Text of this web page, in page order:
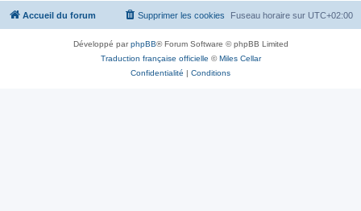
Accueil du forum Fuseau horaire sur UTC+02:00
Supprimer les cookies
Développé parphpBB® Forum Software © phpBB Limited
Traduction française officielle ©Miles Cellar
Confidentialité | Conditions